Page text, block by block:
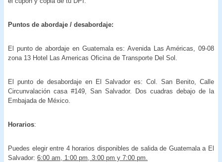
Puntos de abordaje / desabordaje:
El punto de abordaje en Guatemala es: Avenida Las Américas, 09-08
zona 13 Hotel Las Americas Oficina de Transporte Del Sol.
El punto de desabordaje en El Salvador es: Col. San Benito, Calle
Circunvalación casa #149, San Salvador. Dos cuadras debajo de la
Embajada de México.
Horarios:
Puedes elegir entre 4 horarios disponibles de salida de Guatemala a El
Salvador: 6:00 am, 1:00 pm, 3:00 pm y 7:00 pm.